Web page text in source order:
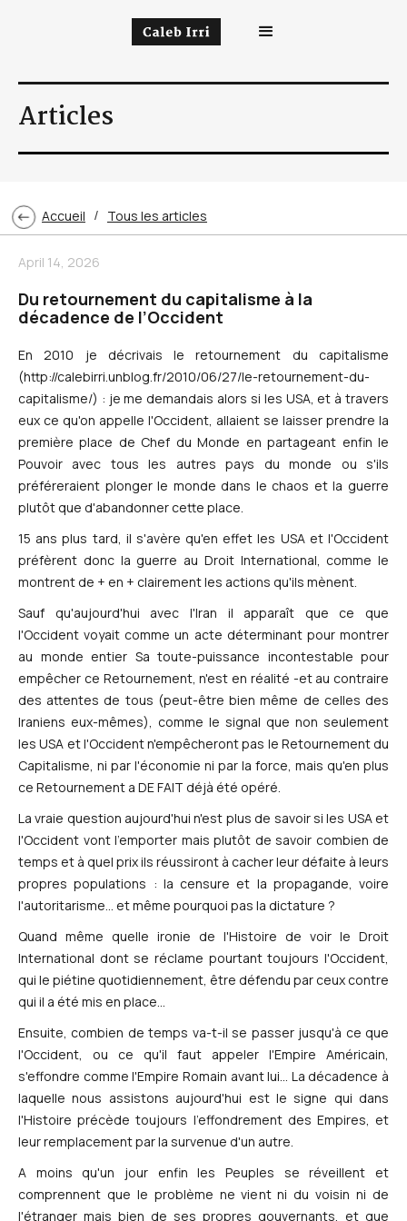
Articles
Accueil / Tous les articles
April 14, 2026
Du retournement du capitalisme à la
décadence de l’Occident
En 2010 je décrivais le retournement du capitalisme
(http://calebirri.unblog.fr/2010/06/27/le-retournement-du-
capitalisme/) : je me demandais alors si les USA, et à travers
eux ce qu'on appelle l'Occident, allaient se laisser prendre la
première place de Chef du Monde en partageant enfin le
Pouvoir avec tous les autres pays du monde ou s'ils
préféreraient plonger le monde dans le chaos et la guerre
plutôt que d'abandonner cette place.
15 ans plus tard, il s'avère qu'en effet les USA et l'Occident
préfèrent donc la guerre au Droit International, comme le
montrent de + en + clairement les actions qu'ils mènent.
Sauf qu'aujourd'hui avec l'Iran il apparaît que ce que
l'Occident voyait comme un acte déterminant pour montrer
au monde entier Sa toute-puissance incontestable pour
empêcher ce Retournement, n'est en réalité -et au contraire
des attentes de tous (peut-être bien même de celles des
Iraniens eux-mêmes), comme le signal que non seulement
les USA et l'Occident n'empêcheront pas le Retournement du
Capitalisme, ni par l'économie ni par la force, mais qu'en plus
ce Retournement a DE FAIT déjà été opéré.
La vraie question aujourd'hui n'est plus de savoir si les USA et
l'Occident vont l'emporter mais plutôt de savoir combien de
temps et à quel prix ils réussiront à cacher leur défaite à leurs
propres populations : la censure et la propagande, voire
l'autoritarisme... et même pourquoi pas la dictature ?
Quand même quelle ironie de l'Histoire de voir le Droit
International dont se réclame pourtant toujours l'Occident,
qui le piétine quotidiennement, être défendu par ceux contre
qui il a été mis en place...
Ensuite, combien de temps va-t-il se passer jusqu'à ce que
l'Occident, ou ce qu'il faut appeler l'Empire Américain,
s'effondre comme l'Empire Romain avant lui... La décadence à
laquelle nous assistons aujourd'hui est le signe qui dans
l'Histoire précède toujours l'effondrement des Empires, et
leur remplacement par la survenue d'un autre.
A moins qu'un jour enfin les Peuples se réveillent et
comprennent que le problème ne vient ni du voisin ni de
l'étranger mais bien de ses propres gouvernants, et que